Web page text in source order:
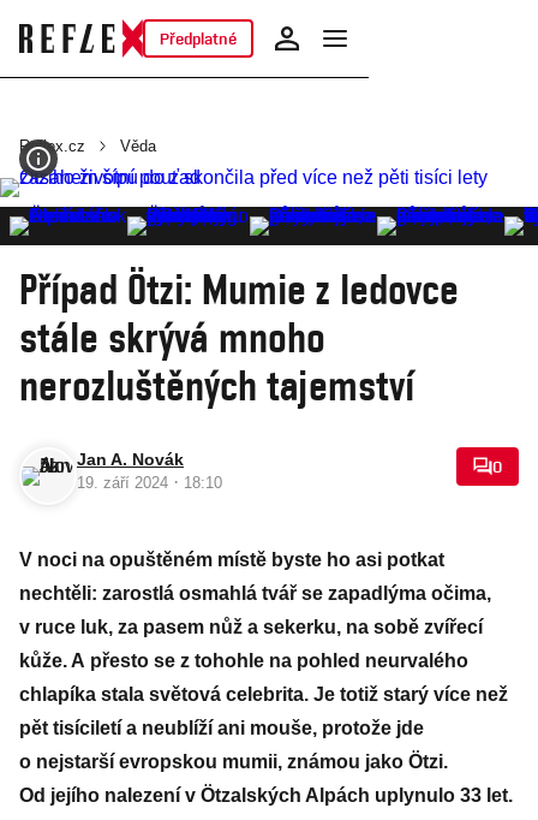
Předplatné
Reflex.cz Věda
Případ Ötzi: Mumie z ledovce
stále skrývá mnoho
nerozluštěných tajemství
Jan A. Novák
19. září 2024 · 18:10
0
V noci na opuštěném místě byste ho asi potkat
nechtěli: zarostlá osmahlá tvář se zapadlýma očima,
v ruce luk, za pasem nůž a sekerku, na sobě zvířecí
kůže. A přesto se z tohohle na pohled neurvalého
chlapíka stala světová celebrita. Je totiž starý více než
pět tisíciletí a neublíží ani mouše, protože jde
o nejstarší evropskou mumii, známou jako Ötzi.
Od jejího nalezení v Ötzalských Alpách uplynulo 33 let.